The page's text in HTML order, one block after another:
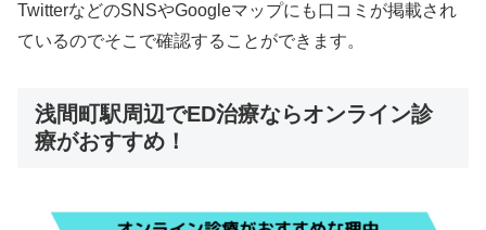
TwitterなどのSNSやGoogleマップにも口コミが掲載され
ているのでそこで確認することができます。
浅間町駅周辺でED治療ならオンライン診
療がおすすめ！